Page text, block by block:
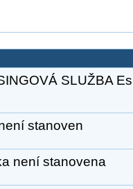
SLUŽBA
stanoven
není stanovena